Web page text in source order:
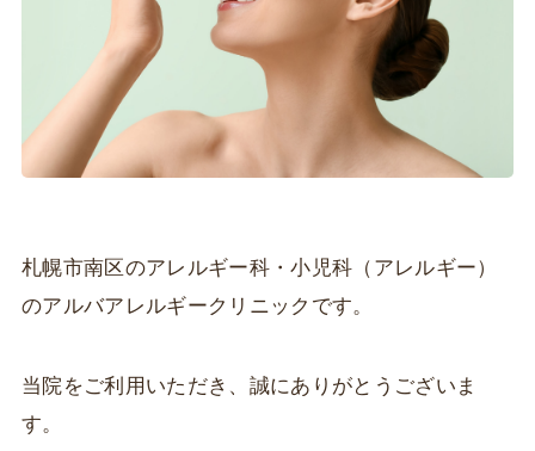
札幌市南区のアレルギー科・小児科（アレルギー）
のアルバアレルギークリニックです。
当院をご利用いただき、誠にありがとうございま
す。